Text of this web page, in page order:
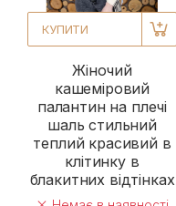
КУПИТИ
Жіночий
кашеміровий
палантин на плечі
шаль стильний
теплий красивий в
клітинку в
блакитних відтінках